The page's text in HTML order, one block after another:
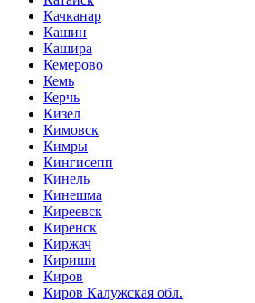
Качканар
Кашин
Кашира
Кемерово
Кемь
Керчь
Кизел
Кимовск
Кимры
Кингисепп
Кинель
Кинешма
Киреевск
Киренск
Киржач
Кириши
Киров
Киров Калужская обл.